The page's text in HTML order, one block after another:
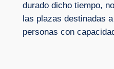
durado dicho tiempo,
las plazas destinadas
personas con